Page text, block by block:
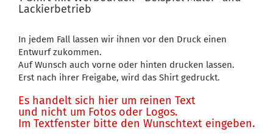
Lackierbetrieb
In jedem Fall lassen wir ihnen vor den Druck einen
Entwurf zukommen.
Auf Wunsch auch vorne oder hinten drucken lassen.
Erst nach ihrer Freigabe, wird das Shirt gedruckt.
Es handelt sich hier um reinen Text
und nicht um Fotos oder Logos.
Im Textfenster bitte den Wunschtext eingeben.